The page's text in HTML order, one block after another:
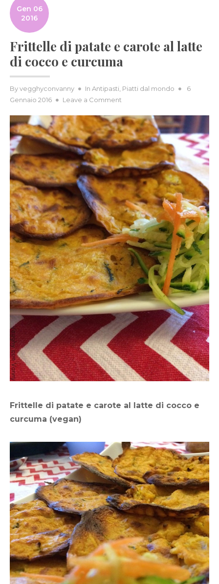
Gen 06
2016
Frittelle di patate e carote al latte
di cocco e curcuma
Byvegghyconvanny In Antipasti Piatti dal mondo
Posted
6
Gennaio 2016
Leave a Comment
di
patate
e
carote
al
latte
di
cocco
e
curcuma
Frittelle di patate e carote al latte di cocco e
curcuma (vegan)